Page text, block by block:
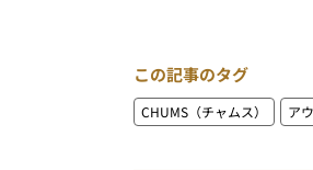
この記事のタグ
CHUMS（チャムス） ア